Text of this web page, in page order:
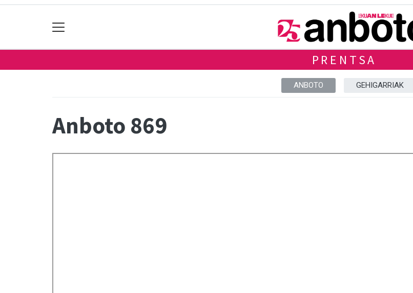
PRENTSA
ANBOTO GEHIGARRIAK
Anboto 869